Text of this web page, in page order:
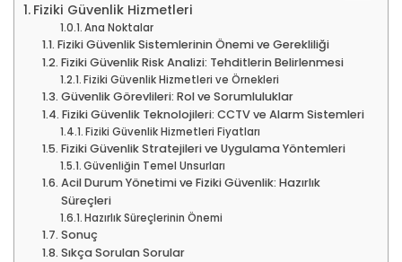
Fiziki Güvenlik Hizmetleri
Ana Noktalar
Fiziki Güvenlik Sistemlerinin Önemi ve Gerekliliği
Fiziki Güvenlik Risk Analizi: Tehditlerin Belirlenmesi
Fiziki Güvenlik Hizmetleri ve Örnekleri
Güvenlik Görevlileri: Rol ve Sorumluluklar
Fiziki Güvenlik Teknolojileri: CCTV ve Alarm Sistemleri
Fiziki Güvenlik Hizmetleri Fiyatları
Fiziki Güvenlik Stratejileri ve Uygulama Yöntemleri
Güvenliğin Temel Unsurları
Acil Durum Yönetimi ve Fiziki Güvenlik: Hazırlık
Süreçleri
Hazırlık Süreçlerinin Önemi
Sonuç
Sıkça Sorulan Sorular